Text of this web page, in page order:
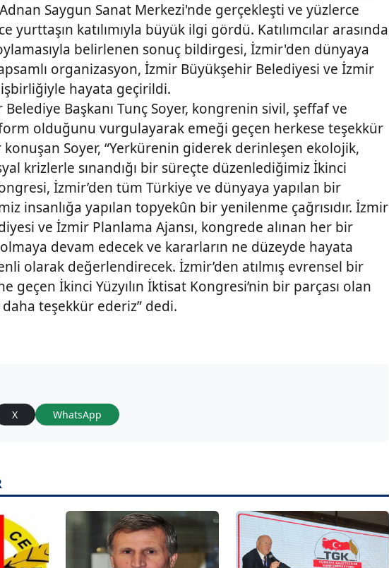
Saygun Sanat Merkezi'nde gerçekleşti ve yüzlerce
yurttaşın katılımıyla büyük ilgi gördü. Katılımcılar arasında
belirlenen sonuç bildirgesi, İzmir'den dünyaya
organizasyon, İzmir Büyükşehir Belediyesi ve İzmir
işbirliğiyle hayata geçirildi.
Başkanı Tunç Soyer, kongrenin sivil, şeffaf ve
olduğunu vurgulayarak emeği geçen herkese teşekkür
Soyer, “Yerkürenin giderek derinleşen ekolojik,
krizlerle sınandığı bir süreçte düzenlediğimiz İkinci
İzmir’den tüm Türkiye ve dünyaya yapılan bir
insanlığa yapılan topyekûn bir yenilenme çağrısıdır. İzmir
ve İzmir Planlama Ajansı, kongrede alınan her bir
devam edecek ve kararların ne düzeyde hayata
olarak değerlendirecek. İzmir’den atılmış evrensel bir
geçen İkinci Yüzyılın İktisat Kongresi’nin bir parçası olan
teşekkür ederiz” dedi.
X WhatsApp